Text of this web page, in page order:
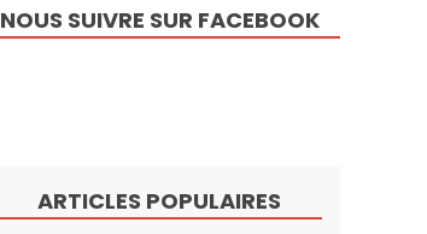
NOUS SUIVRE SUR FACEBOOK
ARTICLES POPULAIRES